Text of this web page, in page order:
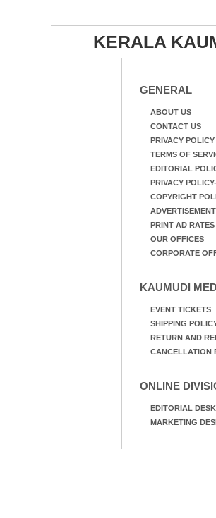
KERALA
GENERAL
ABOUT US
CONTACT US
PRIVACY POLICY
TERMS OF
EDITORIAL
PRIVACY
COPYRIGHT
PRINT AD RATES
OUR OFFICES
CORPORATE
KAUMUDI
EVENT TICKETS
SHIPPING
RETURN AND
CANCELLATION
ONLINE
EDITORIAL DESK
MARKETING